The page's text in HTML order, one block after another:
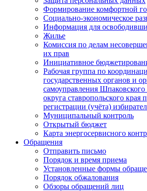
Формирование комфортной
Социально-экономическое
Информация для
Жилье
Комиссия по делам
их прав
Инициативное
Рабочая группа по
государственных органов и
самоуправления
округа ставропольского края
регистрации (учёта)
Муниципальный контроль
Открытый бюджет
Карта энергосервисного
Обращения
Отправить письмо
Порядок и время приема
Установленные формы
Порядок обжалования
Обзоры обращений лиц